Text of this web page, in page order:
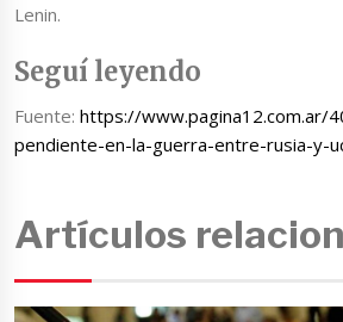
Lenin.
Seguí leyendo
Fuente:https://www.pagina12.com.ar/
pendiente-en-la-guerra-entre-rusia-y-
Artículos